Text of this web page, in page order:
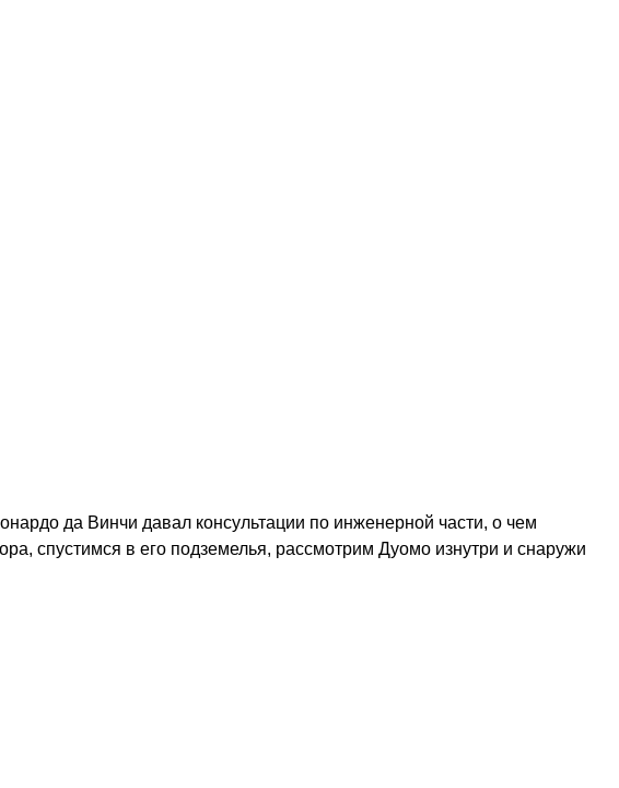
да Винчи давал консультации по инженерной части, о чем
спустимся в его подземелья, рассмотрим Дуомо изнутри и снаружи